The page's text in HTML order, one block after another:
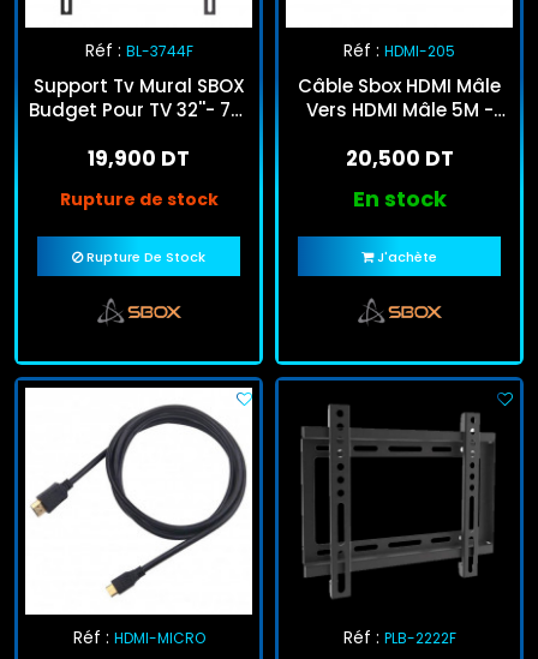
Réf : BL-3744F
Support Tv Mural SBOX
Budget Pour TV 32''- 75''
19,900 DT
Rupture de stock
Rupture De Stock
Réf : HDMI-205
Câble Sbox HDMI Mâle
Vers HDMI Mâle 5M -
20,500 DT
En stock
J'achète
Réf : HDMI-MICRO Réf : PLB-2222F